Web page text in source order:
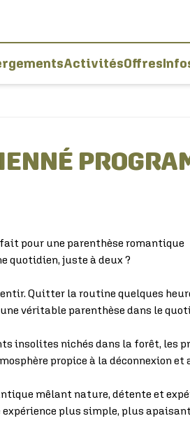
ActivitésOffres
pour une parenthèse romantique
quotidien, juste à deux ?
Quitter la routine quelques
véritable parenthèse dans le
insolites nichés dans la forêt, les
propice à la déconnexion et
mêlant nature, détente et
plus simple, plus